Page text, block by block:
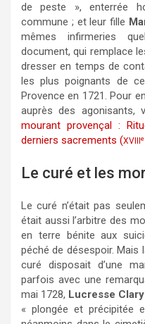
de peste », enterrée
commune ; et leur fille
mêmes infirmeries
document, qui remplace
dresser en temps de
les plus poignants de
Provence en 1721. Pour
auprès des agonisants,
mourant provençal :
derniers sacrements (XVIII e
Le curé et les
Le curé n’était pas
était aussi l’arbitre des
en terre bénite aux
péché de désespoir. Mais
curé disposait d’une
parfois avec une
mai 1728, Lucresse Clary
« plongée et précipitée